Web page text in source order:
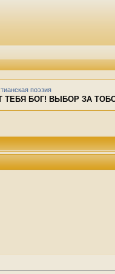
поэзия
ТЕБЯ БОГ! ВЫБОР ЗА